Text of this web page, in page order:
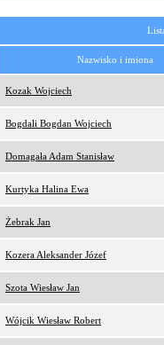
Nazwisko i imiona
Kozak Wojciech
Bogdali Bogdan Wojciech
Domagała Adam Stanisław
Kurtyka Halina Ewa
Żebrak Jan
Kozera Aleksander Józef
Szota Wiesław Jan
Wójcik Wiesław Robert